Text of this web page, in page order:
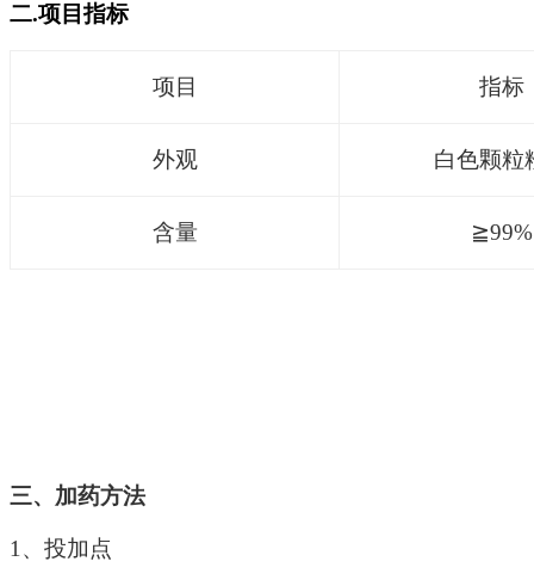
二.项目指标
项目 指标
外观 白色颗粒
含量 ≧99%
三、加药方法
1、投加点